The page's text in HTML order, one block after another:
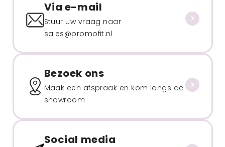
Via e-mail
Stuur uw vraag naar
sales@promofit.nl
Bezoek ons
Maak een afspraak en kom langs de
showroom
Social media